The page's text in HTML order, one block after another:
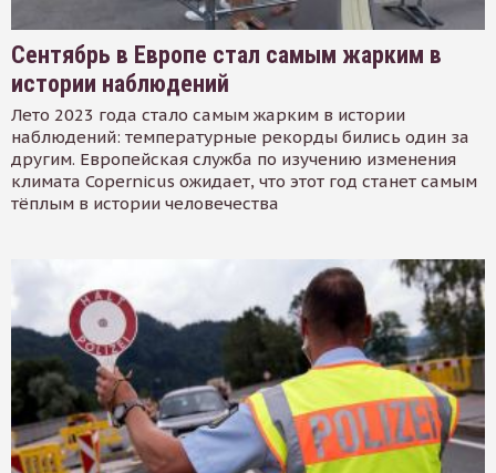
Сентябрь в Европе стал самым жарким в
истории наблюдений
Лето 2023 года стало самым жарким в истории
наблюдений: температурные рекорды бились один за
другим. Европейская служба по изучению изменения
климата Copernicus ожидает, что этот год станет самым
тёплым в истории человечества